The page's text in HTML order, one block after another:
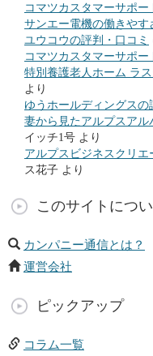
コマツカスタマーサポー
サンエー電機の働きやす
ユウコウの評判・口コミ
コマツカスタマーサポー
特別養護老人ホーム ラ
より
ゆうホールディングスの
妻から見たアルプスアル
イッチ1号 より
アルプスビジネスクリエ
ス花子 より
このサイトにつ
カンパニー通信とは？
運営会社
ピックアップ
コラム一覧